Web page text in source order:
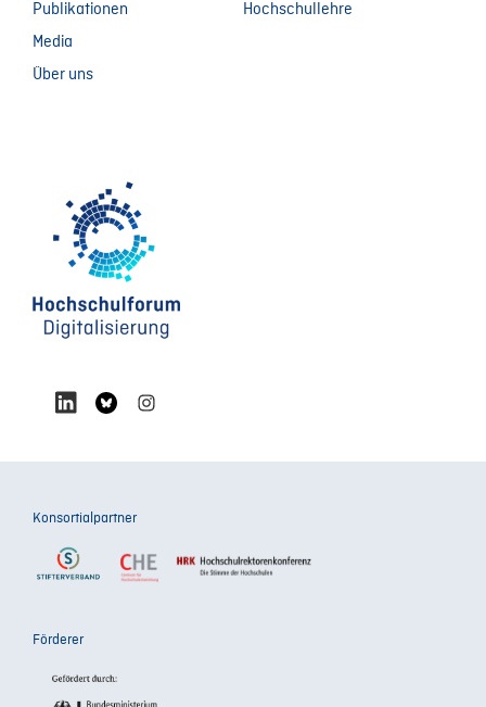
Publikationen
Media
Über uns
Hochschullehre
Konsortialpartner
Förderer